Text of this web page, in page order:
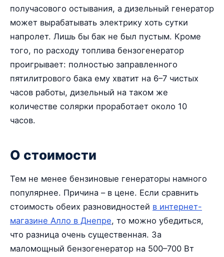
получасового остывания, а дизельный генератор
может вырабатывать электрику хоть сутки
напролет. Лишь бы бак не был пустым. Кроме
того, по расходу топлива бензогенератор
проигрывает: полностью заправленного
пятилитрового бака ему хватит на 6–7 чистых
часов работы, дизельный на таком же
количестве солярки проработает около 10
часов.
О стоимости
Тем не менее бензиновые генераторы намного
популярнее. Причина – в цене. Если сравнить
стоимость обеих разновидностей в интернет-
магазине Алло в Днепре, то можно убедиться,
что разница очень существенная. За
маломощный бензогенератор на 500–700 Вт